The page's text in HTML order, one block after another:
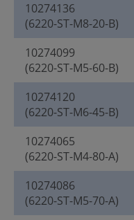
10274136
(6220-ST-M8-20-B)
10274099
(6220-ST-M5-60-B)
10274120
(6220-ST-M6-45-B)
10274065
(6220-ST-M4-80-A)
10274086
(6220-ST-M5-70-A)